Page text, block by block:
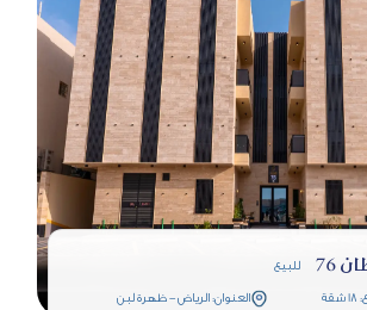
76 للبيع
العنوان: الرياض - ظهرة لبن